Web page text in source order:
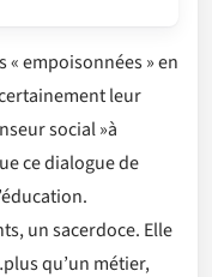
« empoisonnées » en
leur
social »à
ce dialogue de
un sacerdoce. Elle
qu’un métier,